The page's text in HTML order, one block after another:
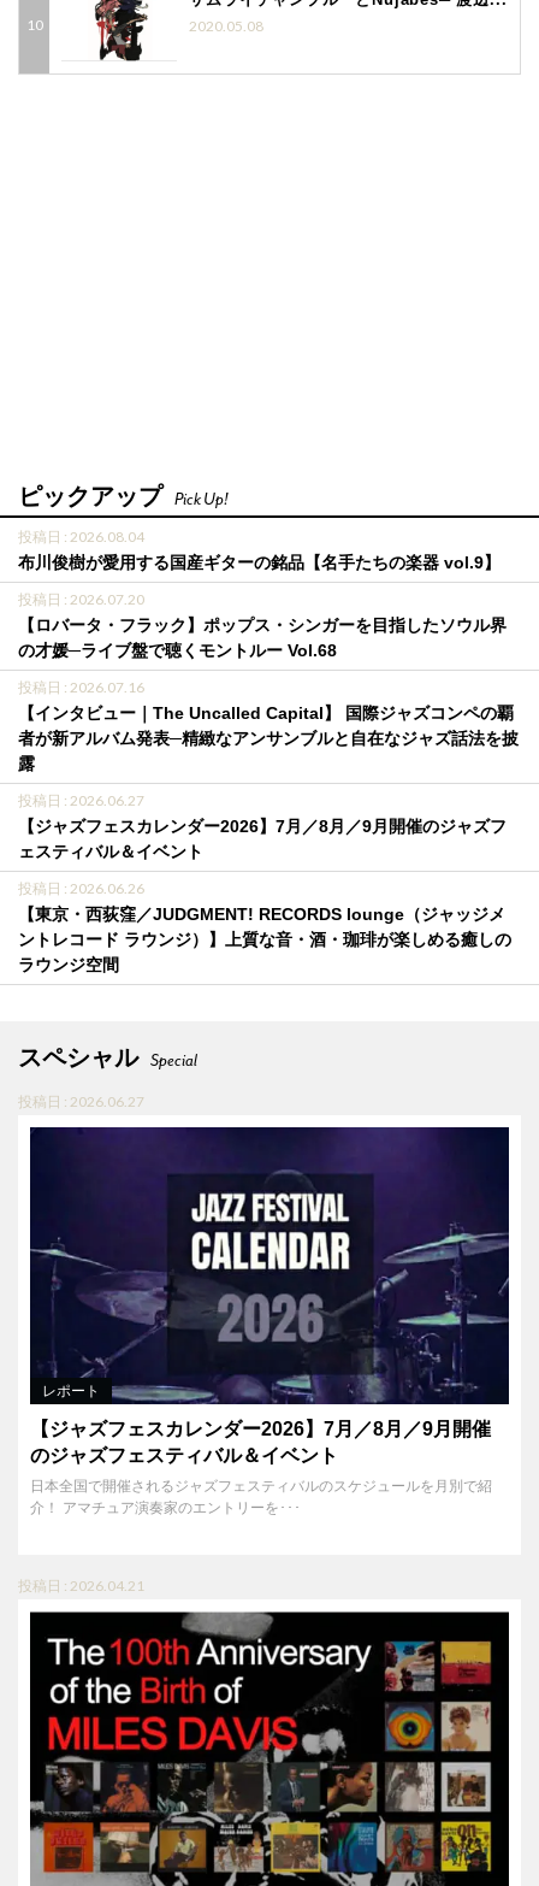
2020.05.08
ピックアップ Pick Up!
投稿日 : 2026.08.04
布川俊樹が愛用する国産ギターの銘品【名手たちの楽器 vol.9】
投稿日 : 2026.07.20
【ロバータ・フラック】ポップス・シンガーを目指したソウル界
の才媛─ライブ盤で聴くモントルー Vol.68
投稿日 : 2026.07.16
【インタビュー｜The Uncalled Capital】 国際ジャズコンペの覇
者が新アルバム発表─精緻なアンサンブルと自在なジャズ話法を披
露
投稿日 : 2026.06.27
【ジャズフェスカレンダー2026】7月／8月／9月開催のジャズフ
ェスティバル＆イベント
投稿日 : 2026.06.26
【東京・西荻窪／JUDGMENT! RECORDS lounge（ジャッジメ
ントレコード ラウンジ）】上質な音・酒・珈琲が楽しめる癒しの
ラウンジ空間
スペシャル Special
投稿日 : 2026.06.27
レポート
【ジャズフェスカレンダー2026】7月／8月／9月開催
のジャズフェスティバル＆イベント
日本全国で開催されるジャズフェスティバルのスケジュールを月別で紹
介！ アマチュア演奏家のエントリーを･･･
投稿日 : 2026.04.21